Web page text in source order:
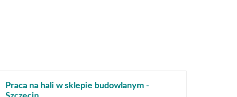
Praca na hali w sklepie budowlanym -